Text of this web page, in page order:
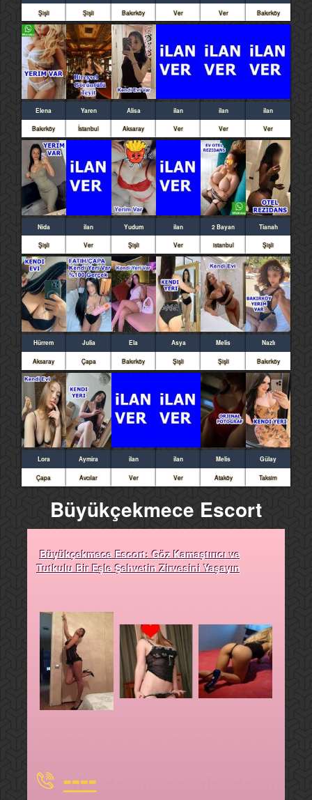
Şişli Şişli Bakırköy Ver Ver Bakırköy
Elena
Bakırköy
Yaren
İstanbul
Alisa
Aksaray
ilan
Ver
ilan
Ver
ilan
Ver
Nida
Şişli
ilan
Ver
Yudum
Şişli
ilan
Ver
2 Bayan
istanbul
Tianah
Şişli
Hürrem
Aksaray
Julia
Çapa
Ela
Bakırköy
Asya
Şişli
Melis
Şişli
Nazlı
Bakırköy
Lora
Çapa
Aymira
Avcılar
ilan
Ver
ilan
Ver
Melis
Ataköy
Gülay
Taksim
Büyükçekmece Escort
Büyükçekmece Escort: Göz Kamaştırıcı ve
Tutkulu Bir Eşle Şehvetin Zirvesini Yaşayın
----